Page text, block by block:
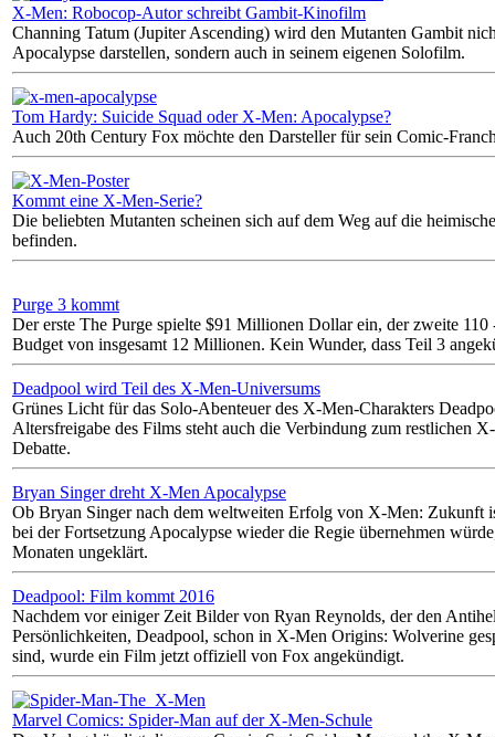
X-Men: Robocop-Autor schreibt Gambit-Kinofilm
Channing Tatum (Jupiter Ascending) wird den Mutanten Gambit
Apocalypse darstellen, sondern auch in seinem eigenen Solofilm.
Tom Hardy: Suicide Squad oder X-Men: Apocalypse?
Auch 20th Century Fox möchte den Darsteller für sein Comic-
Kommt eine X-Men-Serie?
Die beliebten Mutanten scheinen sich auf dem Weg auf die
befinden.
Purge 3 kommt
Der erste The Purge spielte $91 Millionen Dollar ein, der zweite 110
Budget von insgesamt 12 Millionen. Kein Wunder, dass Teil 3
Deadpool wird Teil des X-Men-Universums
Grünes Licht für das Solo-Abenteuer des X-Men-Charakters
Altersfreigabe des Films steht auch die Verbindung zum restlichen
Debatte.
Bryan Singer dreht X-Men Apocalypse
Ob Bryan Singer nach dem weltweiten Erfolg von X-Men: Zukunft
bei der Fortsetzung Apocalypse wieder die Regie übernehmen
Monaten ungeklärt.
Deadpool: Film kommt 2016
Nachdem vor einiger Zeit Bilder von Ryan Reynolds, der den
Persönlichkeiten, Deadpool, schon in X-Men Origins: Wolverine
sind, wurde ein Film jetzt offiziell von Fox angekündigt.
Marvel Comics: Spider-Man auf der X-Men-Schule